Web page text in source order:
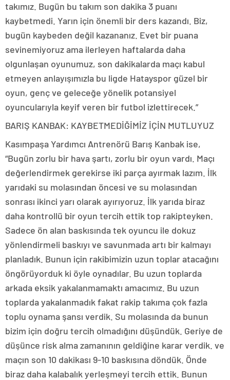
takımız. Bugün bu takım son dakika 3 puanı
kaybetmedi. Yarın için önemli bir ders kazandı. Biz,
bugün kaybeden değil kazananız. Evet bir puana
sevinemiyoruz ama ilerleyen haftalarda daha
olgunlaşan oyunumuz, son dakikalarda maçı kabul
etmeyen anlayışımızla bu ligde Hatayspor güzel bir
oyun, genç ve geleceğe yönelik potansiyel
oyuncularıyla keyif veren bir futbol izlettirecek.”
BARIŞ KANBAK: KAYBETMEDİĞİMİZ İÇİN MUTLUYUZ
Kasımpaşa Yardımcı Antrenörü Barış Kanbak ise,
“Bugün zorlu bir hava şartı, zorlu bir oyun vardı. Maçı
değerlendirmek gerekirse iki parça ayırmak lazım. İlk
yarıdaki su molasından öncesi ve su molasından
sonrası ikinci yarı olarak ayırıyoruz. İlk yarıda biraz
daha kontrollü bir oyun tercih ettik top rakipteyken.
Sadece ön alan baskısında tek oyuncu ile dokuz
yönlendirmeli baskıyı ve savunmada artı bir kalmayı
planladık. Bunun için rakibimizin uzun toplar atacağını
öngörüyorduk ki öyle oynadılar. Bu uzun toplarda
arkada eksik yakalanmamaktı amacımız. Bu uzun
toplarda yakalanmadık fakat rakip takıma çok fazla
toplu oynama şansı verdik. Su molasında da bunun
bizim için doğru tercih olmadığını düşündük. Geriye de
düşünce risk alma zamanının geldiğine karar verdik. ve
maçın son 10 dakikası 9-10 baskısına döndük. Önde
biraz daha kalabalık yerleşmeyi tercih ettik. Bunun